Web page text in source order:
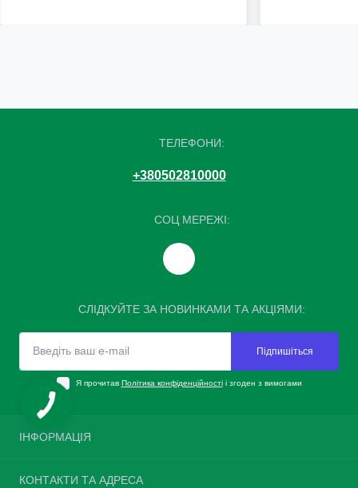
ТЕЛЕФОНИ:
+380502810000
СОЦ МЕРЕЖІ:
СЛІДКУЙТЕ ЗА НОВИНКАМИ ТА АКЦІЯМИ:
Підпишіться
Я прочитав Політика конфіденційностіі згоден з вимогами
ІНФОРМАЦІЯ
КОНТАКТИ ТА АДРЕСА